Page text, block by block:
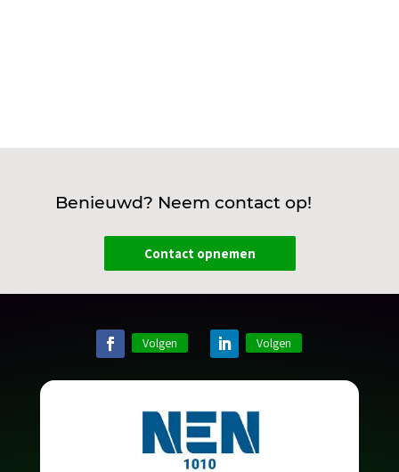
Benieuwd? Neem contact op!
Contact opnemen
Volgen Volgen